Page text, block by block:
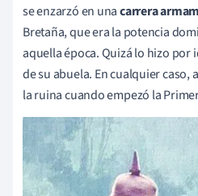
se enzarzó en unacarrera
Bretaña, que era la potencia
aquella época. Quizá lo hizo
de su abuela. En cualquier caso,
la ruina cuando empezó la